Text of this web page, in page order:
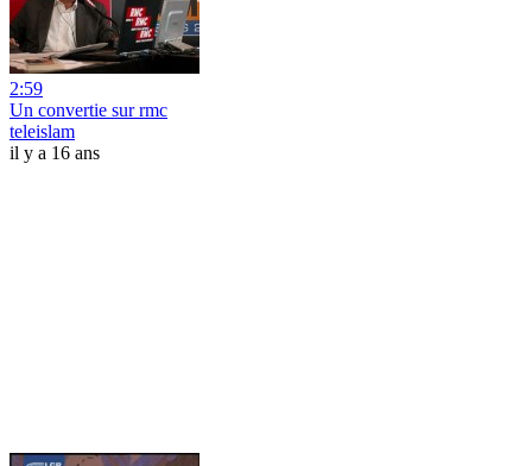
2:59
Un convertie sur rmc
teleislam
il y a 16 ans